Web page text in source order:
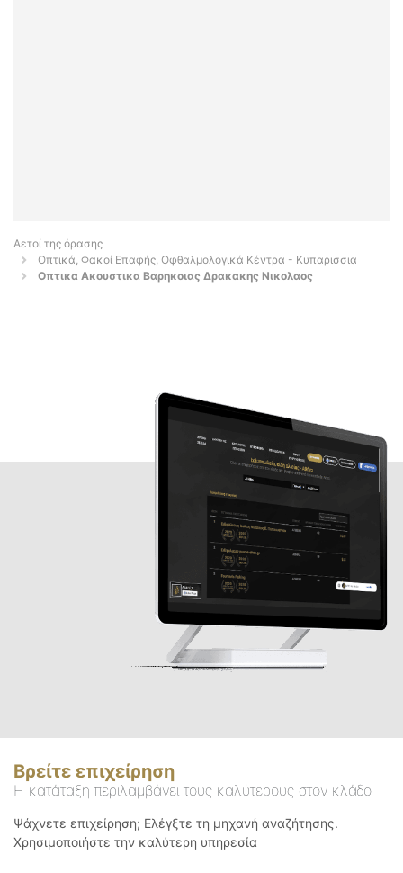
Αετοί της όρασης
Οπτικά, Φακοί Επαφής, Οφθαλμολογικά Κέντρα - Κυπαρισσια
Οπτικα Ακουστικα Βαρηκοιας Δρακακης Νικολαος
Βρείτε επιχείρηση
Η κατάταξη περιλαμβάνει τους καλύτερους στον κλάδο
Ψάχνετε επιχείρηση; Ελέγξτε τη μηχανή αναζήτησης.
Χρησιμοποιήστε την καλύτερη υπηρεσία